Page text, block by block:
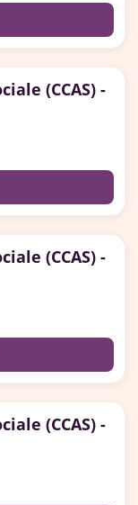
(CCAS) -
(CCAS) -
(CCAS) -